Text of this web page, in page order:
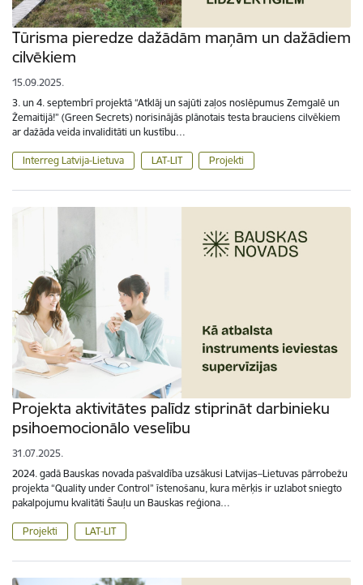
Tūrisma pieredze dažādām maņām un dažādiem
cilvēkiem
15.09.2025.
3. un 4. septembrī projektā “Atklāj un sajūti zaļos noslēpumus Zemgalē un
Žemaitijā!” (Green Secrets) norisinājās plānotais testa brauciens cilvēkiem
ar dažāda veida invaliditāti un kustību…
Interreg Latvija-Lietuva LAT-LIT Projekti
Projekta aktivitātes palīdz stiprināt darbinieku
psihoemocionālo veselību
31.07.2025.
2024. gadā Bauskas novada pašvaldība uzsākusi Latvijas–Lietuvas pārrobežu
projekta “Quality under Control” īstenošanu, kura mērķis ir uzlabot sniegto
pakalpojumu kvalitāti Šauļu un Bauskas reģiona…
Projekti LAT-LIT